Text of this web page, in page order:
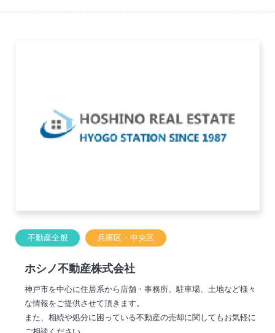
不動産全般 兵庫区・中央区
ホシノ不動産株式会社
神戸市を中心に住居系から店舗・事務所、駐車場、土地など様々
な情報をご提供させて頂きます。
また、相続や処分に困っている不動産の売却に関してもお気軽に